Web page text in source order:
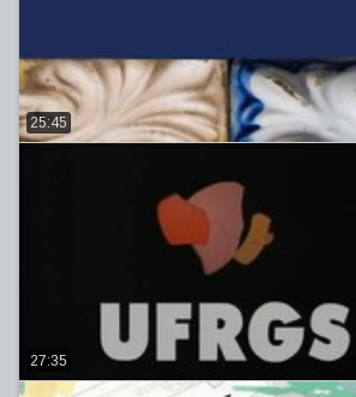
25:45
27:35